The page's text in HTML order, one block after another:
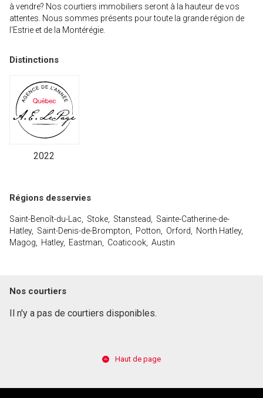
à vendre? Nos courtiers immobiliers seront à la hauteur de vos
attentes. Nous sommes présents pour toute la grande région de
l'Estrie et de la Montérégie.
Distinctions
2022
Régions desservies
Saint-Benoît-du-Lac, Stoke, Stanstead, Sainte-Catherine-de-
Hatley, Saint-Denis-de-Brompton, Potton, Orford, North Hatley,
Magog, Hatley, Eastman, Coaticook, Austin
Nos courtiers
Il n'y a pas de courtiers disponibles.
Haut de page